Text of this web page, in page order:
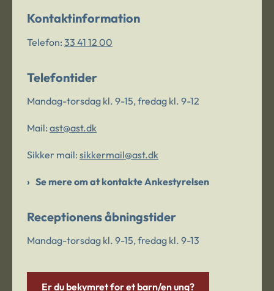
Kontaktinformation
Telefon: 33 41 12 00
Telefontider
Mandag-torsdag kl. 9-15, fredag kl. 9-12
Mail: ast@ast.dk
Sikker mail: sikkermail@ast.dk
Se mere om at kontakte Ankestyrelsen
Receptionens åbningstider
Mandag-torsdag kl. 9-15, fredag kl. 9-13
Er du bekymret for et barn/en ung?